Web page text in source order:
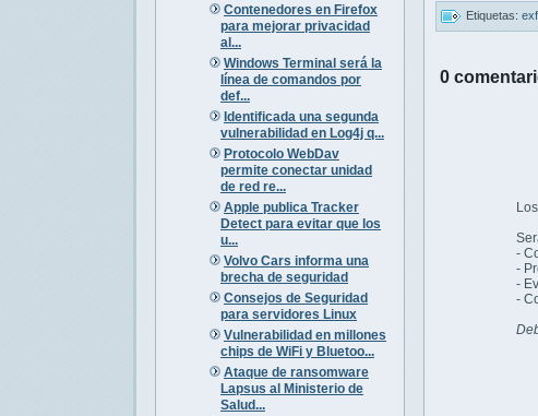
Contenedores en Firefox
para mejorar privacidad
al...
Windows Terminal será la
línea de comandos por
def...
Identificada una segunda
vulnerabilidad en Log4j q...
Protocolo WebDav
permite conectar unidad
de red re...
Apple publica Tracker
Detect para evitar que los
u...
Volvo Cars informa una
brecha de seguridad
Consejos de Seguridad
para servidores Linux
Vulnerabilidad en millones
chips de WiFi y Bluetoo...
Ataque de ransomware
Lapsus al Ministerio de
Salud...
Etiquetas:
0
-
-
-
-